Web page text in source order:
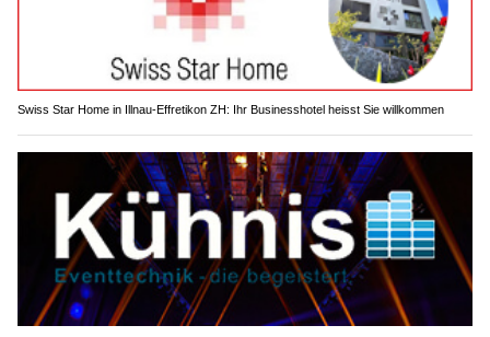
Swiss Star Home in Illnau-Effretikon ZH: Ihr Businesshotel heisst Sie willkommen